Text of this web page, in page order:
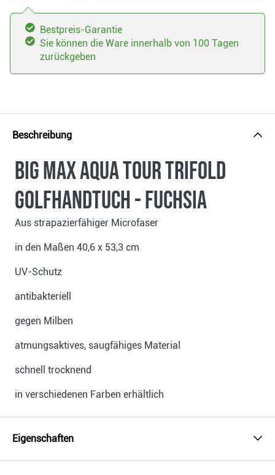
Bestpreis-Garantie
Sie können die Ware innerhalb von 100 Tagen
zurückgeben
Beschreibung
Big Max Aqua tour Trifold
Golfhandtuch - Fuchsia
Aus strapazierfähiger Microfaser
in den Maßen 40,6 x 53,3 cm
UV-Schutz
antibakteriell
gegen Milben
atmungsaktives, saugfähiges Material
schnell trocknend
in verschiedenen Farben erhältlich
Eigenschaften